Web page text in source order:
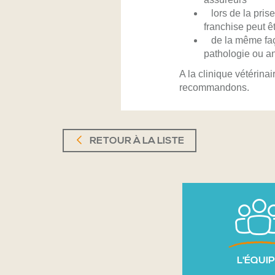
lors de la
franchise peut
de la même
pathologie ou
A la clinique
recommandons.
RETOUR À LA LISTE